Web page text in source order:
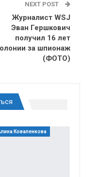
NEXT POST
Журналист WSJ
Эван Гершкович
получил 16 лет
за шпионаж
(ФОТО)
Коваленкова